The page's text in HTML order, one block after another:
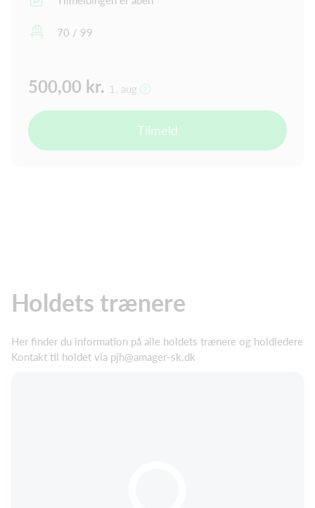
70 / 99
500,00 kr. 1. aug
Tilmeld
Holdets trænere
Her finder du information på alle holdets trænere og holdledere
Kontakt til holdet via pjh@amager-sk.dk